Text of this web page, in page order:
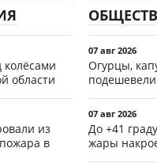
области
из
в
07 авг 2026
Огурцы,
07 авг 2026
До +41
жары